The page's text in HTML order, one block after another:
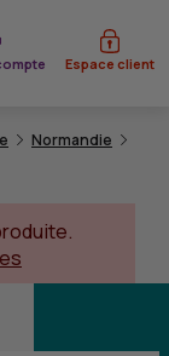
CIC Espace client
Normandie